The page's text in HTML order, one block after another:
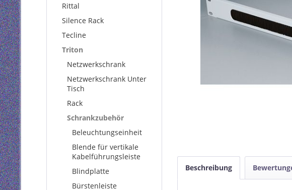
Rittal
Silence Rack
Tecline
Triton
Netzwerkschrank
Netzwerkschrank Unter
Tisch
Rack
Schrankzubehör
Beleuchtungseinheit
Blende für vertikale
Kabelführungsleiste
Blindplatte
Bürstenleiste
Beschreibung